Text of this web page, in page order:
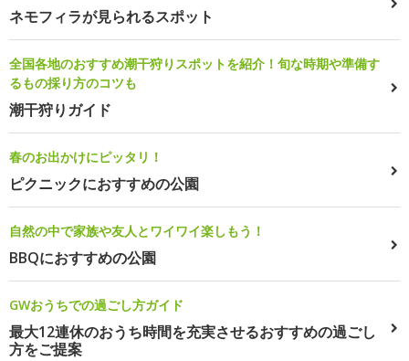
ネモフィラが見られるスポット
全国各地のおすすめ潮干狩りスポットを紹介！旬な時期や準備す
るもの採り方のコツも
潮干狩りガイド
春のお出かけにピッタリ！
ピクニックにおすすめの公園
自然の中で家族や友人とワイワイ楽しもう！
BBQにおすすめの公園
GWおうちでの過ごし方ガイド
最大12連休のおうち時間を充実させるおすすめの過ごし
方をご提案